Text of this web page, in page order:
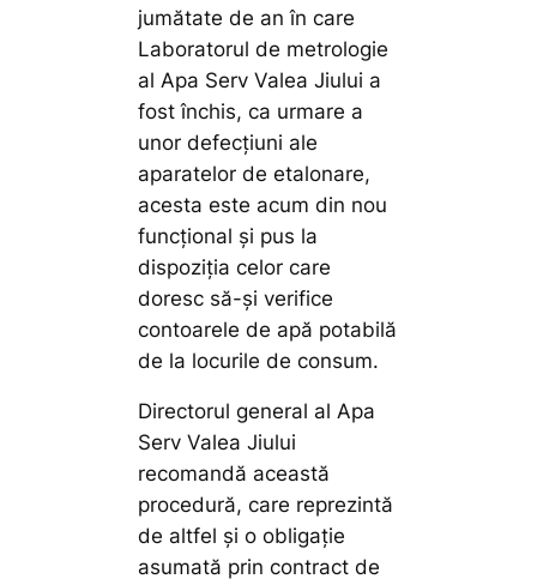
jumătate de an în care
Laboratorul de metrologie
al Apa Serv Valea Jiului a
fost închis, ca urmare a
unor defecțiuni ale
aparatelor de etalonare,
acesta este acum din nou
funcțional și pus la
dispoziția celor care
doresc să-și verifice
contoarele de apă potabilă
de la locurile de consum.
Directorul general al Apa
Serv Valea Jiului
recomandă această
procedură, care reprezintă
de altfel și o obligație
asumată prin contract de